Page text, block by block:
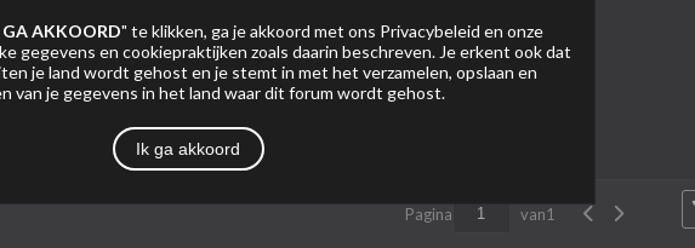
Pagina van1
GA AKKOORD" te klikken, ga je akkoord met ons Privacybeleid en onze
gegevens en cookiepraktijken zoals daarin beschreven. Je erkent ook dat
je land wordt gehost en je stemt in met het verzamelen, opslaan en
van je gegevens in het land waar dit forum wordt gehost.
Ik ga akkoord